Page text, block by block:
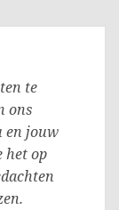
te
ons
en jouw
het op